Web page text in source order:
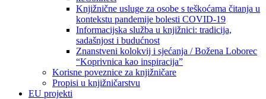
Knjižnične usluge za osobe s teškoćama čitanja u
kontekstu pandemije bolesti COVID-19
Informacijska služba u knjižnici: tradicija,
sadašnjost i budućnost
Znanstveni kolokvij i sjećanja / Božena Loborec
“Koprivnica kao inspiracija”
Korisne poveznice za knjižničare
Propisi u knjižničarstvu
EU projekti